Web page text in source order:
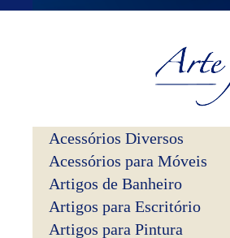
Acessórios Diversos
Acessórios para Móveis
Artigos de Banheiro
Artigos para Escritório
Artigos para Pintura